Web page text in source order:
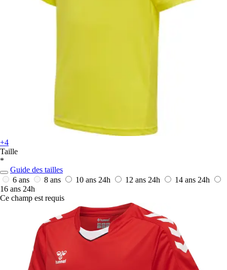
+4
Taille
*
Guide des tailles
6 ans
8 ans 10 ans 24h 12 ans 24h 14 ans 24h
16 ans 24h
Ce champ est requis